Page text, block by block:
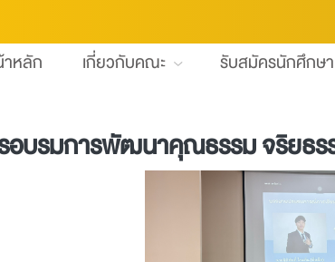
หลัก เกี่ยวกับคณะ รับสมัครนักศึกษา
บรมการพัฒนาคุณธรรม จริยธร